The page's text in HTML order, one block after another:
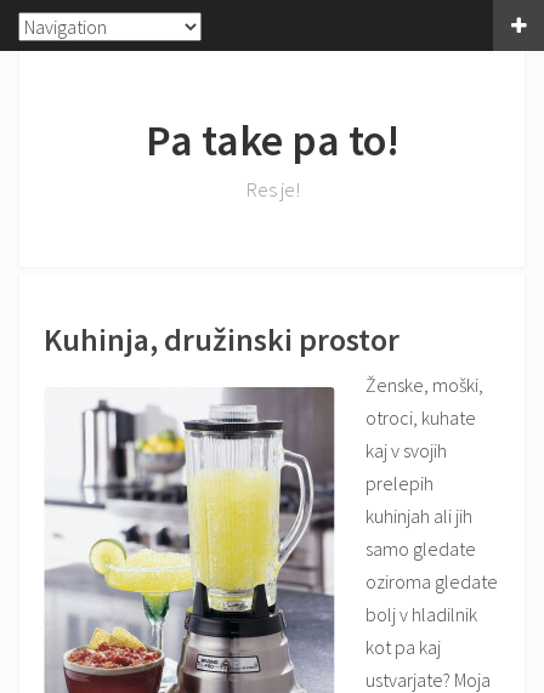
Pa take pa to!
Res je!
Kuhinja, družinski prostor
Ženske, moški,
otroci, kuhate
kaj v svojih
prelepih
kuhinjah ali jih
samo gledate
oziroma gledate
bolj v hladilnik
kot pa kaj
ustvarjate? Moja